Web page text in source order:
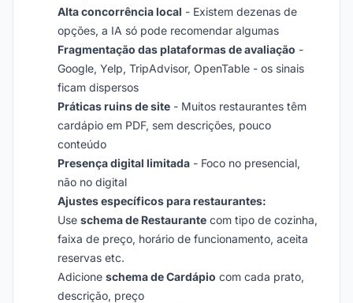
Alta concorrência local - Existem dezenas de
opções, a IA só pode recomendar algumas
Fragmentação das plataformas de avaliação -
Google, Yelp, TripAdvisor, OpenTable - os sinais
ficam dispersos
Práticas ruins de site - Muitos restaurantes têm
cardápio em PDF, sem descrições, pouco
conteúdo
Presença digital limitada - Foco no presencial,
não no digital
Ajustes específicos para restaurantes:
Use schema de Restaurante com tipo de cozinha,
faixa de preço, horário de funcionamento, aceita
reservas etc.
Adicione schema de Cardápio com cada prato,
descrição, preço